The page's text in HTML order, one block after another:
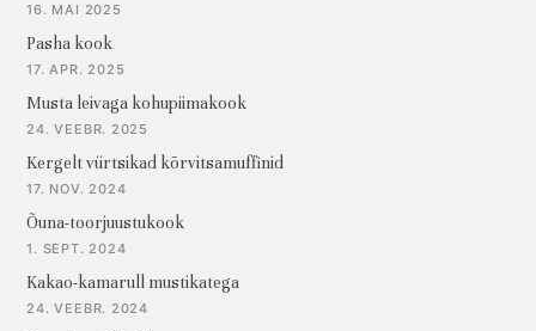
16. MAI 2025
Pasha kook
17. APR. 2025
Musta leivaga kohupiimakook
24. VEEBR. 2025
Kergelt vürtsikad kõrvitsamuffinid
17. NOV. 2024
Õuna-toorjuustukook
1. SEPT. 2024
Kakao-kamarull mustikatega
24. VEEBR. 2024